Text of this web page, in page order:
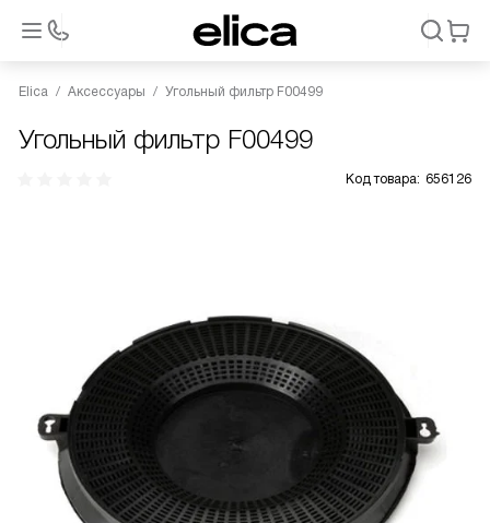
Elica Аксессуары Угольный фильтр F00499
Угольный фильтр F00499
Код товара: 656126